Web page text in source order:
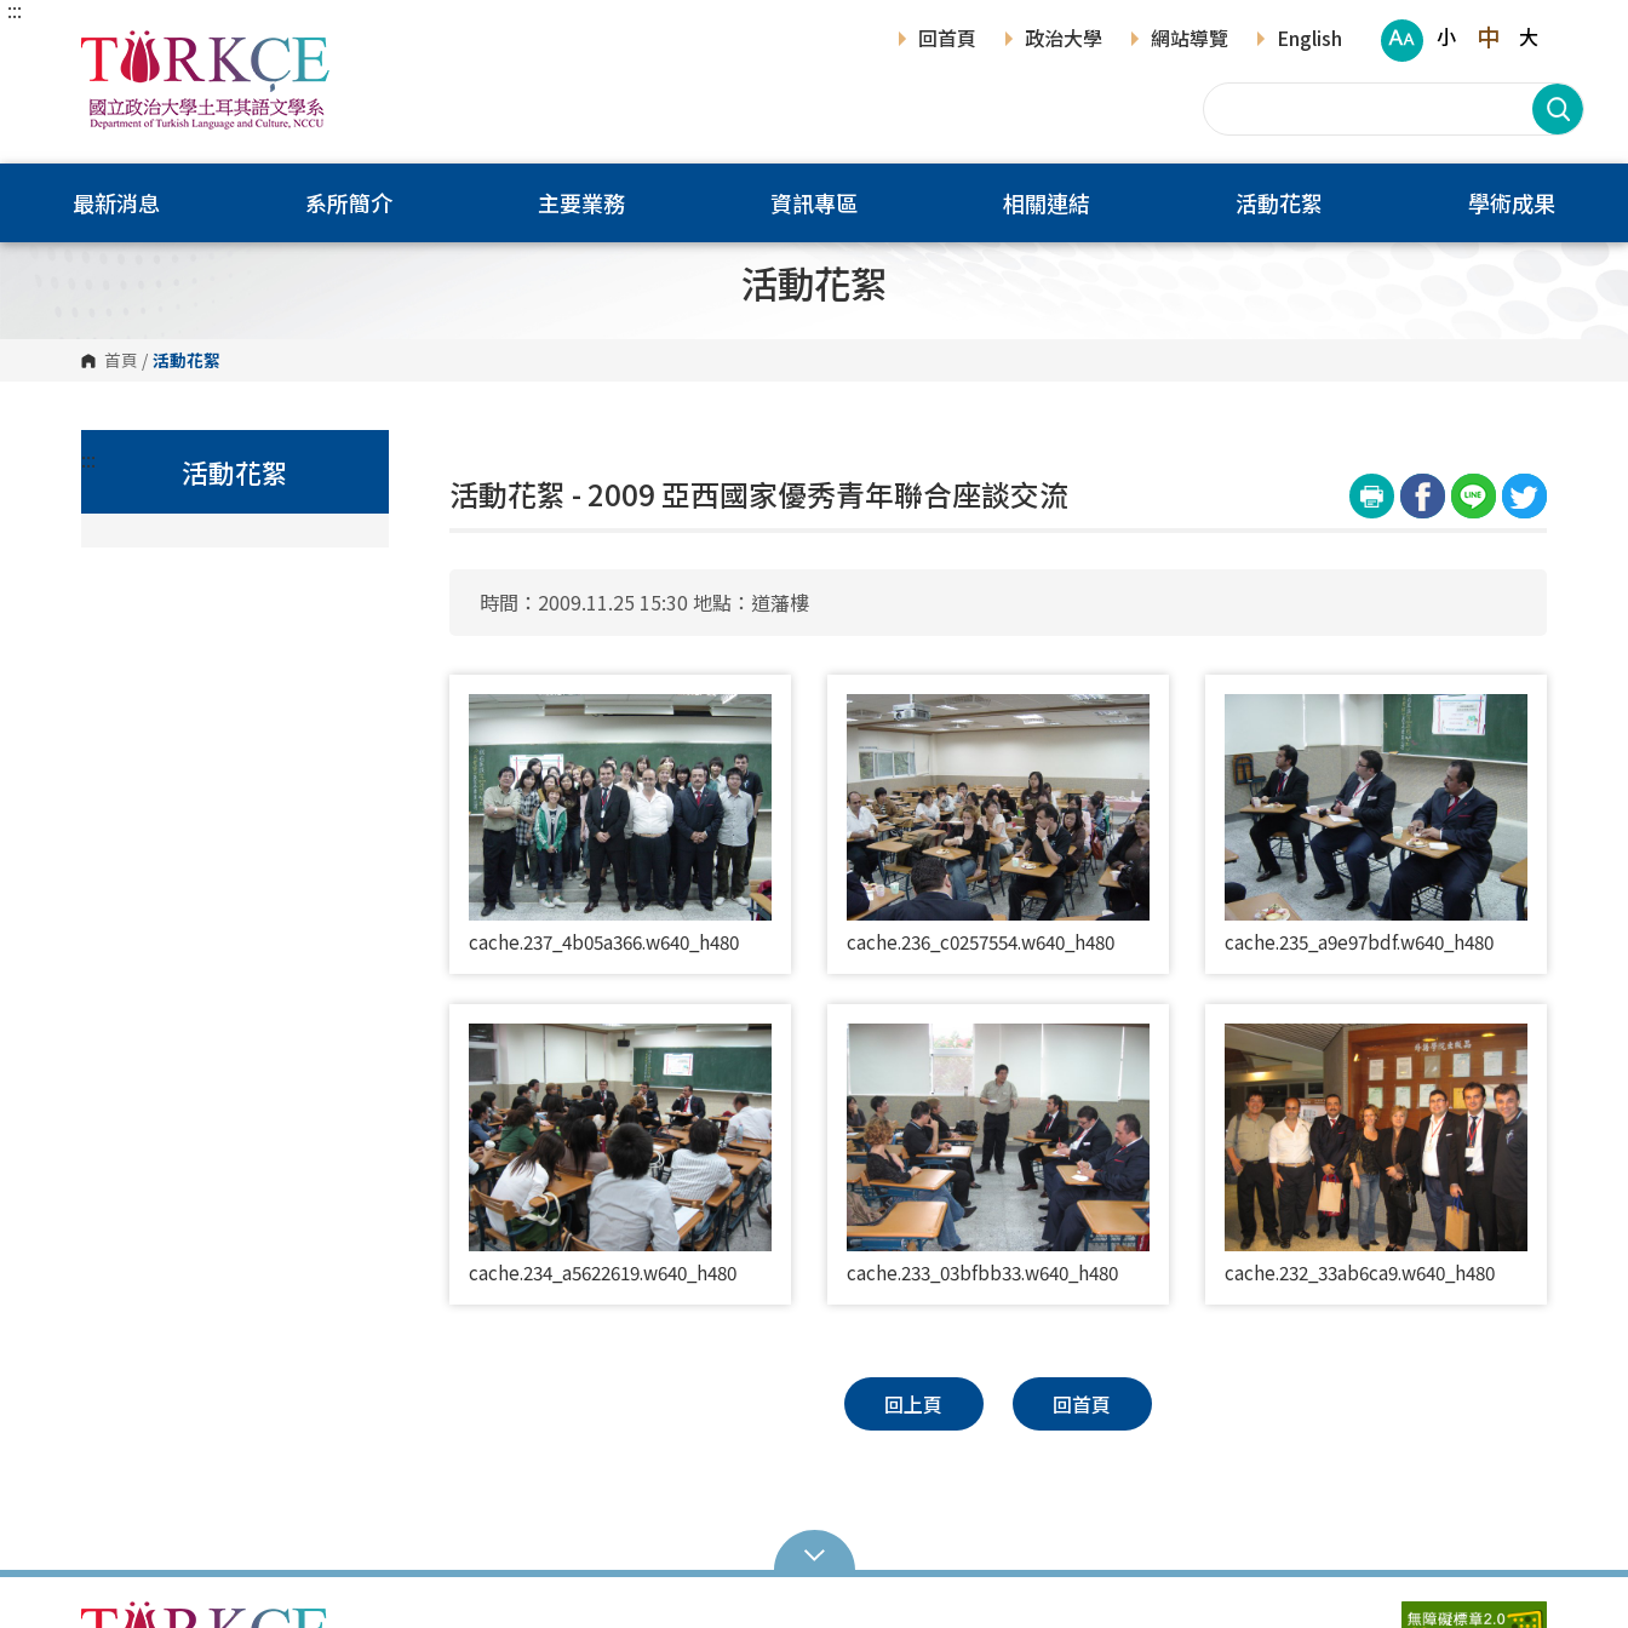
跳
:::
回首頁
政治大學 網站導覽 English 小 中 大
最新消息 系所簡介 主要業務 資訊專區 相關連結 活動花絮 學術成果
活動花絮
首頁 / 活動花絮
活動花絮
:::
活動花絮 - 2009 亞西國家優秀青年聯合座談交流
時間：2009.11.25 15:30 地點：道藩樓
cache.237_4b05a366.w640_h480 cache.236_c0257554.w640_h480 cache.235_a9e97bdf.w640_h480
cache.234_a5622619.w640_h480 cache.233_03bfbb33.w640_h480 cache.232_33ab6ca9.w640_h480
回上頁 回首頁